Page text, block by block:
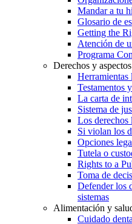
Mandar a tu
Glosario de
Getting the
Atención de
Programa
Derechos y
Herramientas
Testamentos
La carta de
Sistema de
Los derechos
Si violan los
Opciones
Tutela o
Rights to a
Toma de
Defender los
sistemas
Alimentación y
Cuidado